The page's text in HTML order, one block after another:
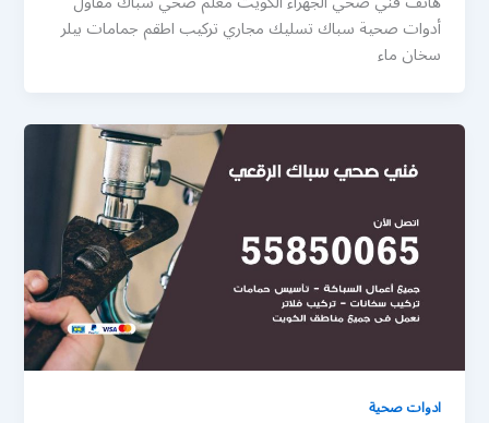
أدوات صحية سباك تسليك مجاري تركيب اطقم جمامات بيلر
سخان ماء
ادوات صحية